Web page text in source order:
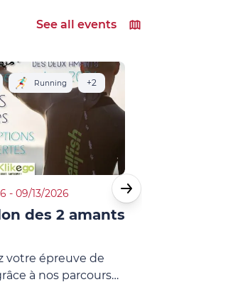
See all events
Running +2
- 09/13/2026
des 2 amants
votre épreuve de
à nos parcours